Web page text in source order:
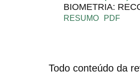
BIOMETRIA:
RESUMO PDF
Todo conteúdo da